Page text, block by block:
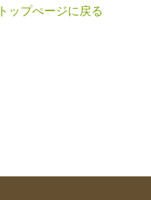
トップぺージに戻る